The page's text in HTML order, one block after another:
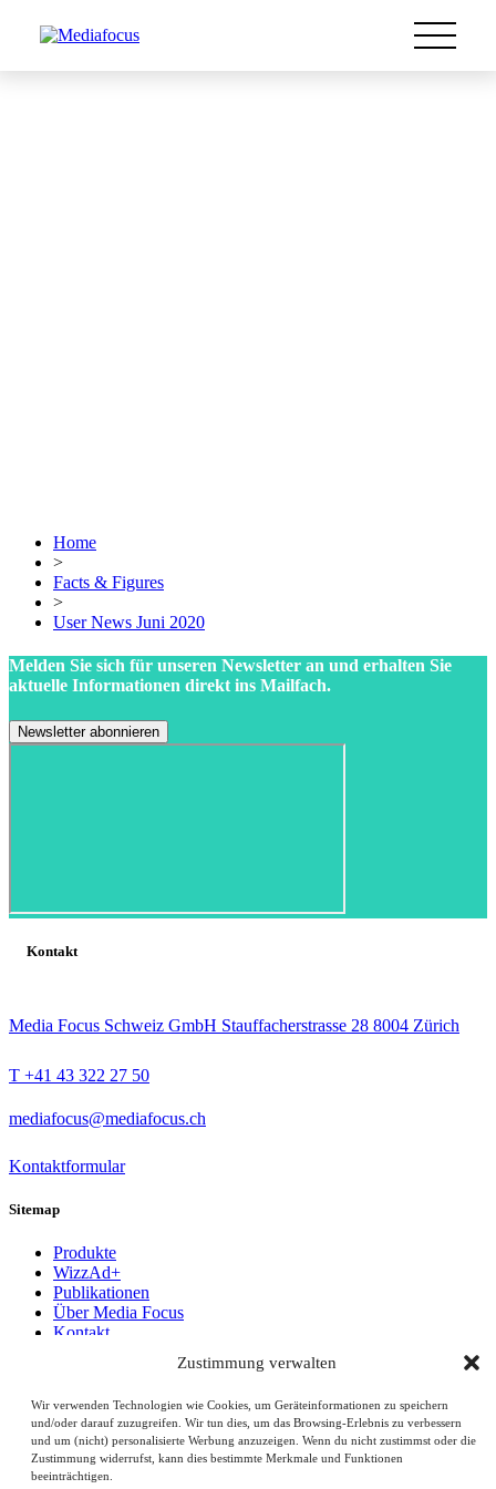
Zustimmung verwalten
Wir verwenden Technologien wie Cookies, um Geräteinformationen zu speichern
und/oder darauf zuzugreifen. Wir tun dies, um das Browsing-Erlebnis zu verbessern
und um (nicht) personalisierte Werbung anzuzeigen. Wenn du nicht zustimmst oder die
Zustimmung widerrufst, kann dies bestimmte Merkmale und Funktionen
beeinträchtigen.
Home
>
Facts & Figures
>
User News Juni 2020
Melden Sie sich für unseren Newsletter an und erhalten Sie
aktuelle Informationen direkt ins Mailfach.
Kontakt
Media Focus Schweiz GmbH Stauffacherstrasse 28 8004 Zürich
T +41 43 322 27 50
mediafocus@mediafocus.ch
Kontaktformular
Sitemap
Produkte
WizzAd+
Publikationen
Über Media Focus
Kontakt
AGB & Datenschutzerklärungen
Cookie-Richtlinie (EU)
Social Media